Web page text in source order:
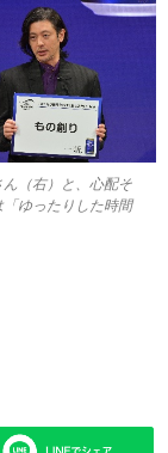
ん（右）と、心配そ
ゆったりした時間